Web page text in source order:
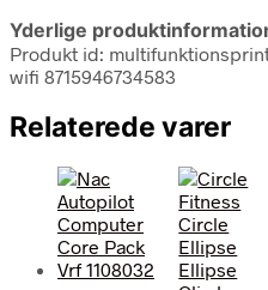
Yderlige
Produkt id:
wifi 8715946734583
Relaterede varer